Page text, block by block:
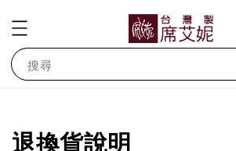
搜尋
退換貨說明